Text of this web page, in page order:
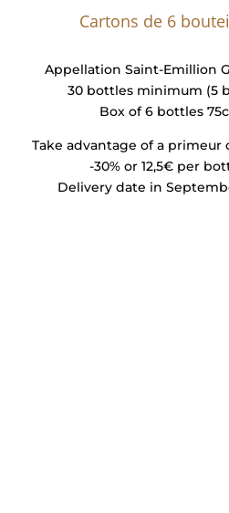
Franc
2021
quantity
Cartons de 6
Appellation Saint-Emillion
30 bottles minimum (5
Box of 6 bottles
Take advantage of a primeur
-30% or 12,5€ per
Delivery date in